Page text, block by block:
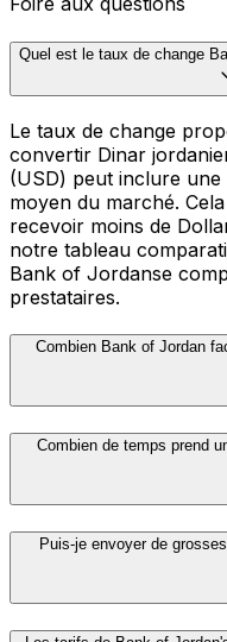
Quel est le taux de change
Le taux de change
convertir Dinar
(USD) peut inclure
moyen du marché.
recevoir moins de
notre tableau
Bank of Jordanse
prestataires.
Combien Bank of Jordan
Combien de temps prend
Puis-je envoyer de